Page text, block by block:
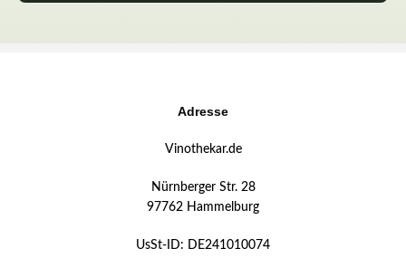
Adresse
Vinothekar.de
Nürnberger Str. 28
97762 Hammelburg
UsSt-ID: DE241010074